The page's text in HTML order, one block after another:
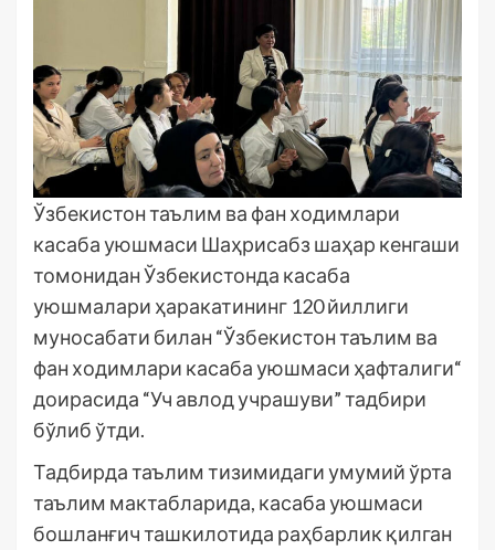
Ўзбекистон таълим ва фан ходимлари
касаба уюшмаси Шаҳрисабз шаҳар кенгаши
томонидан Ўзбекистонда касаба
уюшмалари ҳаракатининг 120 йиллиги
муносабати билан “Ўзбекистон таълим ва
фан ходимлари касаба уюшмаси ҳафталиги“
доирасида “Уч авлод учрашуви” тадбири
бўлиб ўтди.
Тадбирда таълим тизимидаги умумий ўрта
таълим мактабларида, касаба уюшмаси
бошланғич ташкилотида раҳбарлик қилган